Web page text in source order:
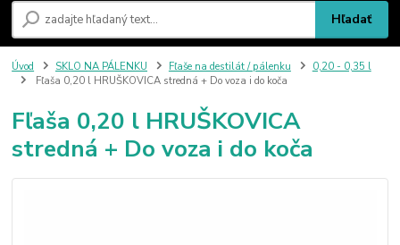
Hľadať
Úvod SKLO NA PÁLENKU Fľaše na destilát / pálenku
0,20 - 0,35 l
Fľaša 0,20 l HRUŠKOVICA stredná + Do voza i do koča
Fľaša 0,20 l HRUŠKOVICA
stredná + Do voza i do koča